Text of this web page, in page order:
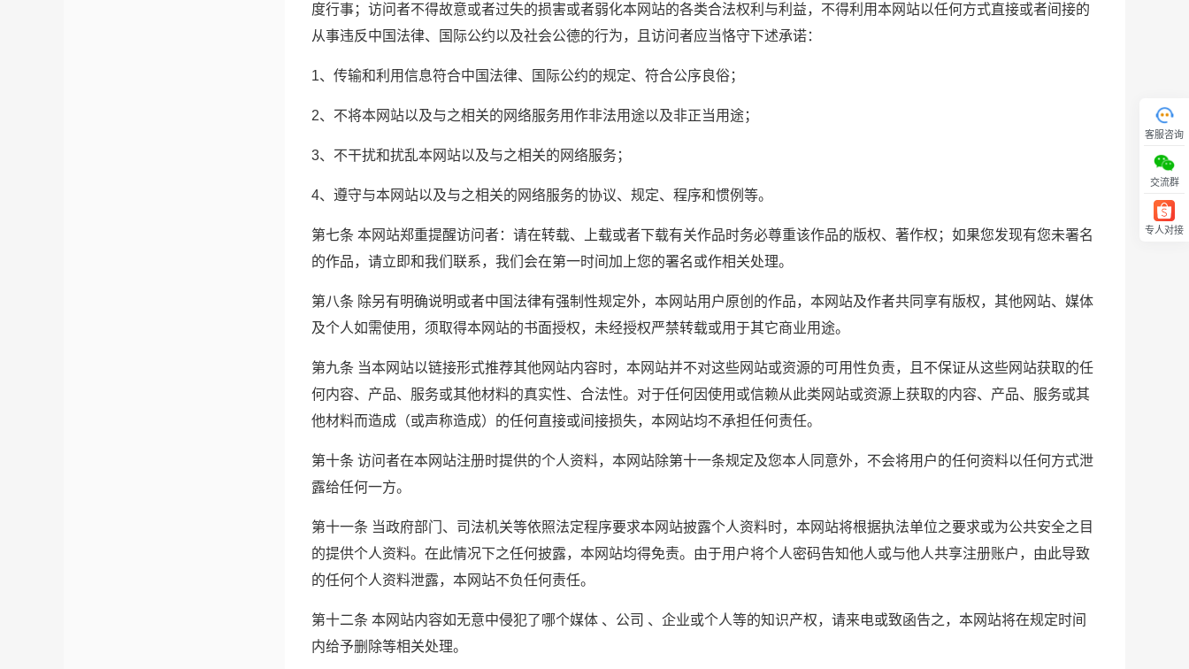
度行事；访问者不得故意或者过失的损害或者弱化本网站的各类合法权利与利益，不得利用本网站以任何方式直接或者间接的
从事违反中国法律、国际公约以及社会公德的行为，且访问者应当恪守下述承诺：
1、传输和利用信息符合中国法律、国际公约的规定、符合公序良俗；
2、不将本网站以及与之相关的网络服务用作非法用途以及非正当用途；
3、不干扰和扰乱本网站以及与之相关的网络服务；
4、遵守与本网站以及与之相关的网络服务的协议、规定、程序和惯例等。
第七条 本网站郑重提醒访问者：请在转载、上载或者下载有关作品时务必尊重该作品的版权、著作权；如果您发现有您未署名
的作品，请立即和我们联系，我们会在第一时间加上您的署名或作相关处理。
第八条 除另有明确说明或者中国法律有强制性规定外，本网站用户原创的作品，本网站及作者共同享有版权，其他网站、媒体
及个人如需使用，须取得本网站的书面授权，未经授权严禁转载或用于其它商业用途。
第九条 当本网站以链接形式推荐其他网站内容时，本网站并不对这些网站或资源的可用性负责，且不保证从这些网站获取的任
何内容、产品、服务或其他材料的真实性、合法性。对于任何因使用或信赖从此类网站或资源上获取的内容、产品、服务或其
他材料而造成（或声称造成）的任何直接或间接损失，本网站均不承担任何责任。
第十条 访问者在本网站注册时提供的个人资料，本网站除第十一条规定及您本人同意外，不会将用户的任何资料以任何方式泄
露给任何一方。
第十一条 当政府部门、司法机关等依照法定程序要求本网站披露个人资料时，本网站将根据执法单位之要求或为公共安全之目
的提供个人资料。在此情况下之任何披露，本网站均得免责。由于用户将个人密码告知他人或与他人共享注册账户，由此导致
的任何个人资料泄露，本网站不负任何责任。
第十二条 本网站内容如无意中侵犯了哪个媒体 、公司 、企业或个人等的知识产权，请来电或致函告之，本网站将在规定时间
内给予删除等相关处理。
客服咨询
交流群
专人对接